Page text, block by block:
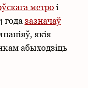
метро і
года зазначаў
якія
абыходзіць